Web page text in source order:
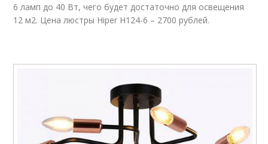
6 ламп до 40 Вт, чего будет достаточно для освещения
12 м2. Цена люстры Hiper H124-6 – 2700 рублей.